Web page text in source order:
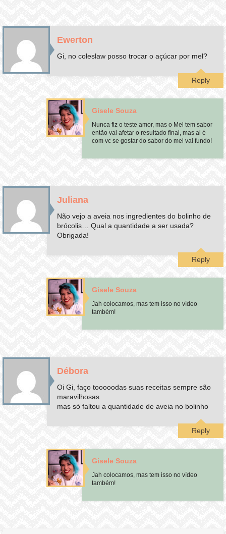
Ewerton
Gi, no coleslaw posso trocar o açúcar por mel?
Reply
Gisele Souza
Nunca fiz o teste amor, mas o Mel tem sabor
então vai afetar o resultado final, mas ai é
com vc se gostar do sabor do mel vai fundo!
Juliana
Não vejo a aveia nos ingredientes do bolinho de
brócolis… Qual a quantidade a ser usada?
Obrigada!
Reply
Gisele Souza
Jah colocamos, mas tem isso no vídeo
também!
Débora
Oi Gi, faço tooooodas suas receitas sempre são
maravilhosas
mas só faltou a quantidade de aveia no bolinho
Reply
Gisele Souza
Jah colocamos, mas tem isso no vídeo
também!